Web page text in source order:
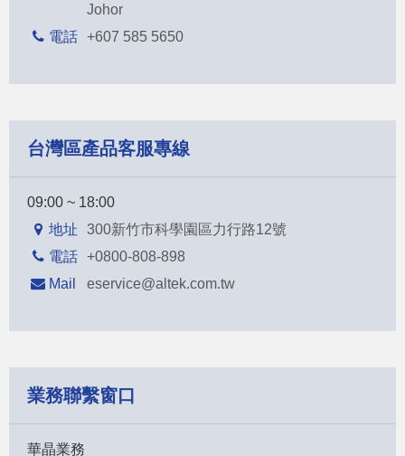
Johor
電話 +607 585 5650
台灣區產品客服專線
09:00 ~ 18:00
地址
300新竹市科學園區力行路12號
電話 +0800-808-898
Mail
eservice@altek.com.tw
業務聯繫窗口
華晶業務